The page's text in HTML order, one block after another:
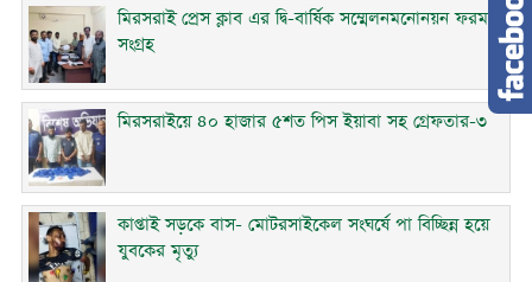
মিরসরাই প্রেস ক্লাব এর দ্বি-বার্ষিক সম্মেলনমনোনয়ন ফরম
সংগ্রহ
মিরসরাইয়ে ৪০ হাজার ৫শত পিস ইয়াবা সহ গ্রেফতার-৩
কাপ্তাই সড়কে বাস- মোটরসাইকেল সংঘর্ষে পা বিচ্ছিন্ন হয়ে
যুবকের মৃত্যু